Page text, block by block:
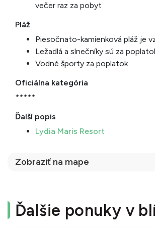
večer raz za pobyt
Pláž
Piesočnato-kamienková pláž je
Ležadlá a slnečníky sú za
Vodné športy za poplatok
Oficiálna kategória
*****.
Ďalší popis
Lydia Maris Resort
Zobraziť na mape
Ďalšie ponuky v